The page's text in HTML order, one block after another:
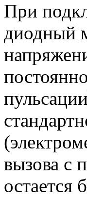
При
диодный
вызова с
остается